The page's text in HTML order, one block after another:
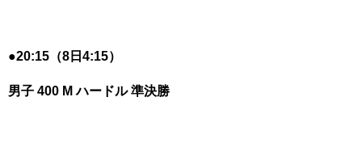
●20:15（8日4:15）
男子 400 M ハードル 準決勝